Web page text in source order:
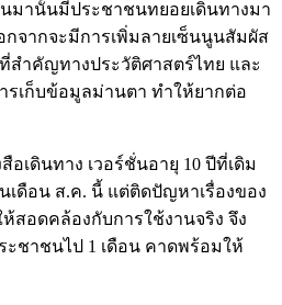
นมานั้นมีประชาชนทยอยเดินทางมา
จากจะมีการเพิ่มลายเซ็นนูนสัมผัส
ำคัญทางประวัติศาสตร์ไทย และ
รเก็บข้อมูลม่านตา ทำให้ยากต่อ
เดินทาง เวอร์ชั่นอายุ 10 ปีที่เดิม
เดือน ส.ค. นี้ แต่ติดปัญหาเรื่องของ
สอดคล้องกับการใช้งานจริง จึง
ะชาชนไป 1 เดือน คาดพร้อมให้